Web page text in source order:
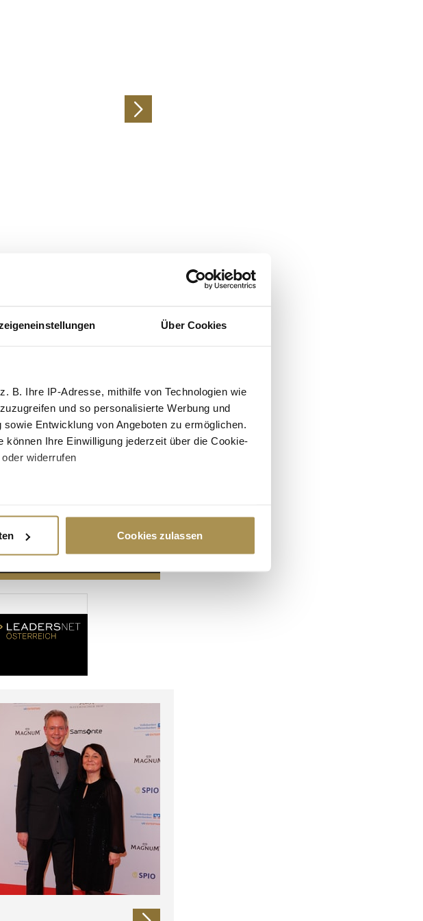
Über Cookies
B. Ihre IP-Adresse, mithilfe von Technologien wie
und so personalisierte Werbung und
Entwicklung von Angeboten zu ermöglichen.
Ihre Einwilligung jederzeit über die Cookie-
widerrufen
und legen Sie Ihre Präferenzen im
für soziale Medien anbieten zu können
Unsere Partner führen diese Informationen
haben oder die sie im Rahmen Ihrer Nutzung
Cookies zulassen